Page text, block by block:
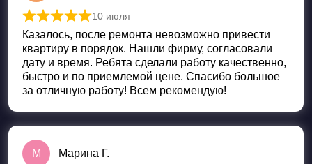
Оценка
10 июля
Казалось, после ремонта невозможно привести
квартиру в порядок. Нашли фирму, согласовали
дату и время. Ребята сделали работу качественно,
быстро и по приемлемой цене. Спасибо большое
за отличную работу! Всем рекомендую!
М Марина Г.